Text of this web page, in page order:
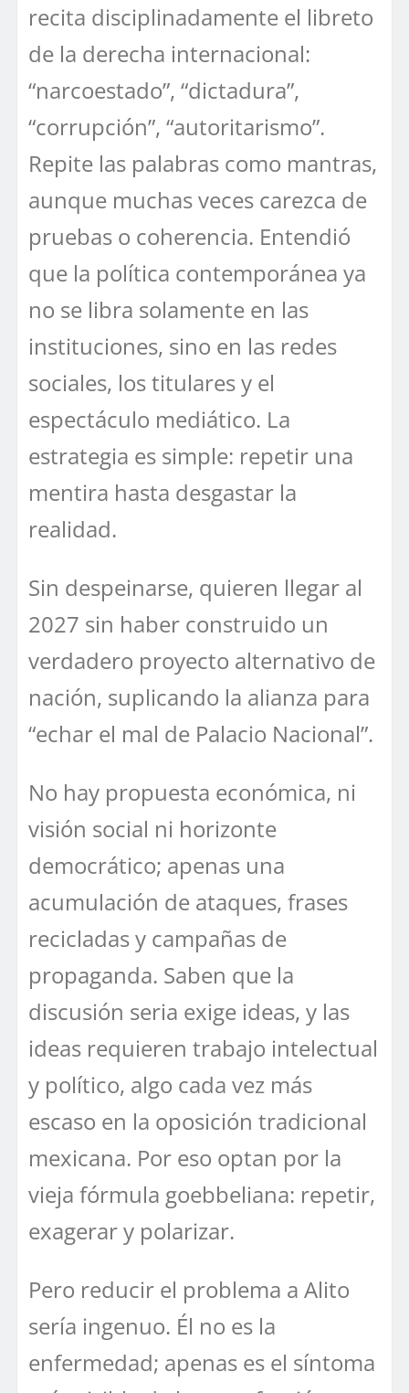
recita disciplinadamente el libreto
de la derecha internacional:
“narcoestado”, “dictadura”,
“corrupción”, “autoritarismo”.
Repite las palabras como mantras,
aunque muchas veces carezca de
pruebas o coherencia. Entendió
que la política contemporánea ya
no se libra solamente en las
instituciones, sino en las redes
sociales, los titulares y el
espectáculo mediático. La
estrategia es simple: repetir una
mentira hasta desgastar la
realidad.
Sin despeinarse, quieren llegar al
2027 sin haber construido un
verdadero proyecto alternativo de
nación, suplicando la alianza para
“echar el mal de Palacio Nacional”.
No hay propuesta económica, ni
visión social ni horizonte
democrático; apenas una
acumulación de ataques, frases
recicladas y campañas de
propaganda. Saben que la
discusión seria exige ideas, y las
ideas requieren trabajo intelectual
y político, algo cada vez más
escaso en la oposición tradicional
mexicana. Por eso optan por la
vieja fórmula goebbeliana: repetir,
exagerar y polarizar.
Pero reducir el problema a Alito
sería ingenuo. Él no es la
enfermedad; apenas es el síntoma